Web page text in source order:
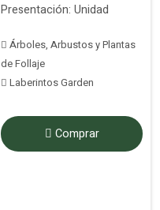
Presentación: Unidad
Árboles, Arbustos y Plantas
de Follaje
Laberintos Garden
Comprar